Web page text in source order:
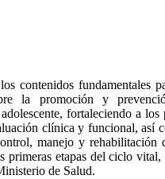
contenidos fundamentales
la promoción y
fortaleciendo a los
clínica y funcional, así
manejo y rehabilitación
primeras etapas del ciclo vital,
de Salud.